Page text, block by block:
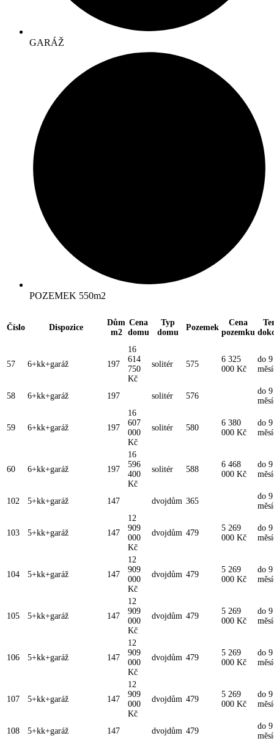
GARÁŽ
POZEMEK 550m2
Číslo Dispozice
Dům
m2
Cena
domu
Typ
domu
Pozemek
Cena
pozemku
57 6+kk+garáž 197
16
614
750
Kč
solitér 575
6 325
000 Kč
do 9
58 6+kk+garáž 197 solitér 576
do 9
59 6+kk+garáž 197
16
607
000
Kč
solitér 580
6 380
000 Kč
do 9
60 6+kk+garáž 197
16
596
400
Kč
solitér 588
6 468
000 Kč
do 9
102 5+kk+garáž 147 dvojdům 365
do 9
103 5+kk+garáž 147
12
909
000
Kč
dvojdům 479
5 269
000 Kč
do 9
104 5+kk+garáž 147
12
909
000
Kč
dvojdům 479
5 269
000 Kč
do 9
105 5+kk+garáž 147
12
909
000
Kč
dvojdům 479
5 269
000 Kč
do 9
106 5+kk+garáž 147
12
909
000
Kč
dvojdům 479
5 269
000 Kč
do 9
107 5+kk+garáž 147
12
909
000
Kč
dvojdům 479
5 269
000 Kč
do 9
108 5+kk+garáž 147 dvojdům 479
do 9